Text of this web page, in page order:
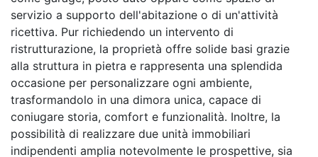
servizio a supporto dell'abitazione o di un'attività
ricettiva. Pur richiedendo un intervento di
ristrutturazione, la proprietà offre solide basi grazie
alla struttura in pietra e rappresenta una splendida
occasione per personalizzare ogni ambiente,
trasformandolo in una dimora unica, capace di
coniugare storia, comfort e funzionalità. Inoltre, la
possibilità di realizzare due unità immobiliari
indipendenti amplia notevolmente le prospettive, sia